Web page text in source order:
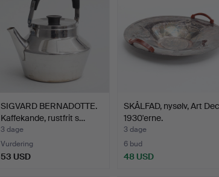
SIGVARD BERNADOTTE.
Kaffekande, rustfrit s…
3 dage
Vurdering
53 USD
SKÅLFAD, nysølv, Art
1930'erne.
3 dage
6 bud
48 USD